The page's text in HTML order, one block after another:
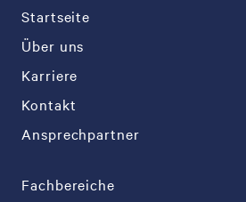
Startseite
Über uns
Karriere
Kontakt
Ansprechpartner
Fachbereiche